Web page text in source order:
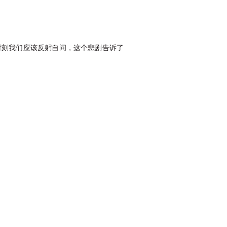
我们应该反躬自问，这个悲剧告诉了